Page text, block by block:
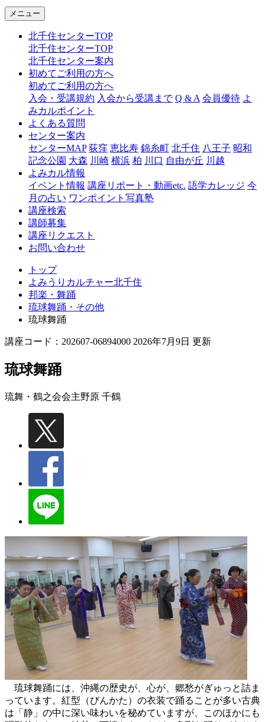
ャ
千
メニュー
北千住センターTOP
北千住センターTOP
北千住センター案内
初めてご利用の方へ
初めてご利用の方へ
入会・受講規約 入会から受講まで Q & A 会員優待 よ
みカルポイント
よくある質問
センター案内
センターMAP 荻窪 恵比寿 錦糸町 北千住 八王子 昭和
記念公園 大森 川崎 横浜 柏 川口 自由が丘 川越
よみカル情報
イベント情報 講座リポート・動画etc. 語学カレッジ 今
月の占い ワンポイント写真塾
講座検索
講師募集
講座リクエスト
お問い合わせ
トップ
よみうりカルチャー北千住
邦楽・舞踊
琉球舞踊・その他
琉球舞踊
講座コード：202607-06894000 2026年7月9日 更新
琉球舞踊
琉舞・鶴之会会主野原 千鶴
琉球舞踊には、沖縄の歴史が、心が、郷愁がぎゅっと詰ま
っています。紅型（びんかた）の衣装で踊ることが多い古典
は「静」の中に深い味わいを秘めていますが、このほかにも